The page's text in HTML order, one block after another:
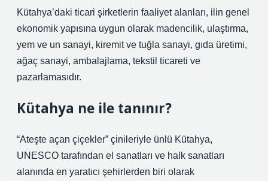
Kütahya’daki ticari şirketlerin faaliyet alanları, ilin genel
ekonomik yapısına uygun olarak madencilik, ulaştırma,
yem ve un sanayi, kiremit ve tuğla sanayi, gıda üretimi,
ağaç sanayi, ambalajlama, tekstil ticareti ve
pazarlamasıdır.
Kütahya ne ile tanınır?
“Ateşte açan çiçekler” çinileriyle ünlü Kütahya,
UNESCO tarafından el sanatları ve halk sanatları
alanında en yaratıcı şehirlerden biri olarak